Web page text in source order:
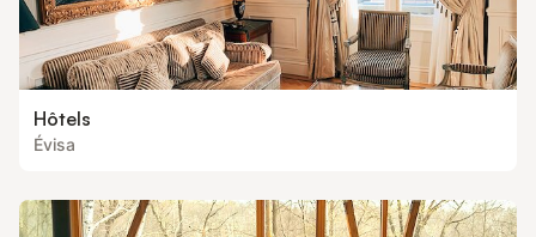
Hôtels
Évisa